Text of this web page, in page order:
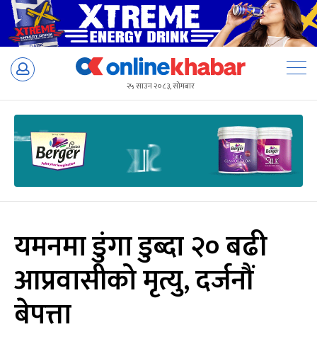
Skip
२५ साउन २०८३, सोमबार
यमनमा डुंगा डुब्दा २० बढी
आप्रवासीको मृत्यु, दर्जनौं
बेपत्ता